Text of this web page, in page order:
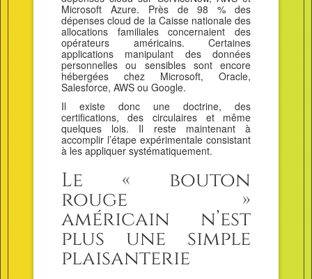
Microsoft Azure. Près de 98 % des
dépenses cloud de la Caisse nationale des
allocations familiales concernaient des
opérateurs américains. Certaines
applications manipulant des données
personnelles ou sensibles sont encore
hébergées chez Microsoft, Oracle,
Salesforce, AWS ou Google.
Il existe donc une doctrine, des
certifications, des circulaires et même
quelques lois. Il reste maintenant à
accomplir l’étape expérimentale consistant
à les appliquer systématiquement.
Le « bouton
rouge »
américain n’est
plus une simple
plaisanterie